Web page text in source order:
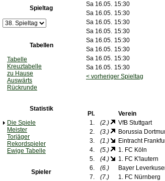
Spieltag
Tabellen
Tabelle
Kreuztabelle
zu Hause
Auswärts
Rückrunde
Statistik
Die Spiele
Meister
Torjäger
Rekordspieler
Ewige Tabelle
Spieler
Sa 16.05. 15:30
Sa 16.05. 15:30
Sa 16.05. 15:30
Sa 16.05. 15:30
Sa 16.05. 15:30
Sa 16.05. 15:30
Sa 16.05. 15:30
Sa 16.05. 15:30
< vorheriger Spieltag
Pl. Verein
1.
(2.) VfB Stuttgart
2.
(3.) Borussia
3.
(1.) Eintracht
4.
(5.) 1. FC Köln
5.
(4.) 1. FC K'lautern
6.
(6.) Bayer
7.
(7.) 1. FC Nürnberg